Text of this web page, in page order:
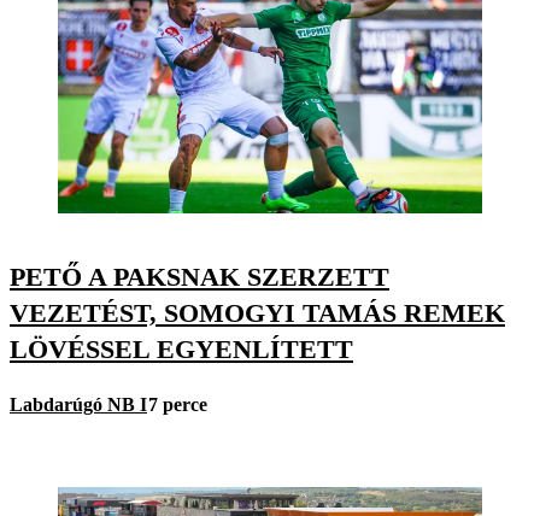
PETŐ A PAKSNAK SZERZETT
VEZETÉST, SOMOGYI TAMÁS REMEK
LÖVÉSSEL EGYENLÍTETT
Labdarúgó NB I7 perce